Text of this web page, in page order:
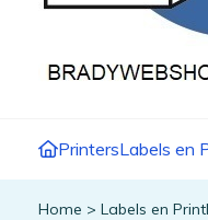
PrintersLabels en
Home > Labels en